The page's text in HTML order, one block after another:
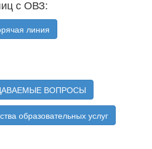
с ОВЗ:
линия
ВОПРОСЫ
образовательных услуг